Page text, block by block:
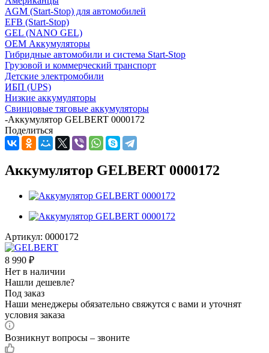
AGM (Start-Stop) для автомобилей
EFB (Start-Stop)
GEL (NANO GEL)
OEM Аккумуляторы
Гибридные автомобили и система Start-Stop
Грузовой и коммерческий транспорт
Детские электромобили
ИБП (UPS)
Низкие аккумуляторы
Свинцовые тяговые аккумуляторы
-Аккумулятор GELBERT 0000172
Поделиться
Аккумулятор GELBERT 0000172
Артикул: 0000172
8 990 ₽
Нет в наличии
Нашли дешевле?
Под заказ
Наши менеджеры обязательно свяжутся с вами и уточнят
условия заказа
Возникнут вопросы – звоните